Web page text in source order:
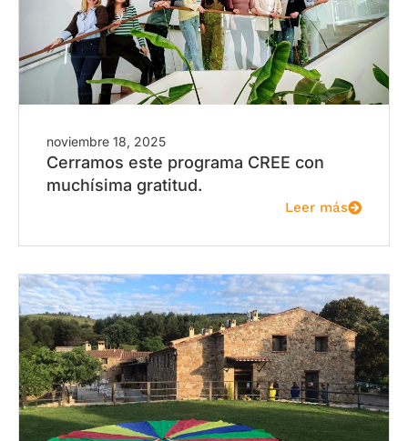
noviembre 18, 2025
Cerramos este programa CREE con
muchísima gratitud.
Leer más